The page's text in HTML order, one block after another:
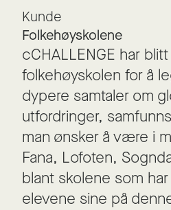
Kunde
Folkehøyskolene
cCHALLENGE har
folkehøyskolen for å
dypere samtaler om
utfordringer,
man ønsker å være i
Fana, Lofoten,
blant skolene som
elevene sine på